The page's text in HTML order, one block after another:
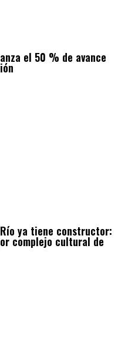
el 50 % de avance
ya tiene constructor:
complejo cultural de